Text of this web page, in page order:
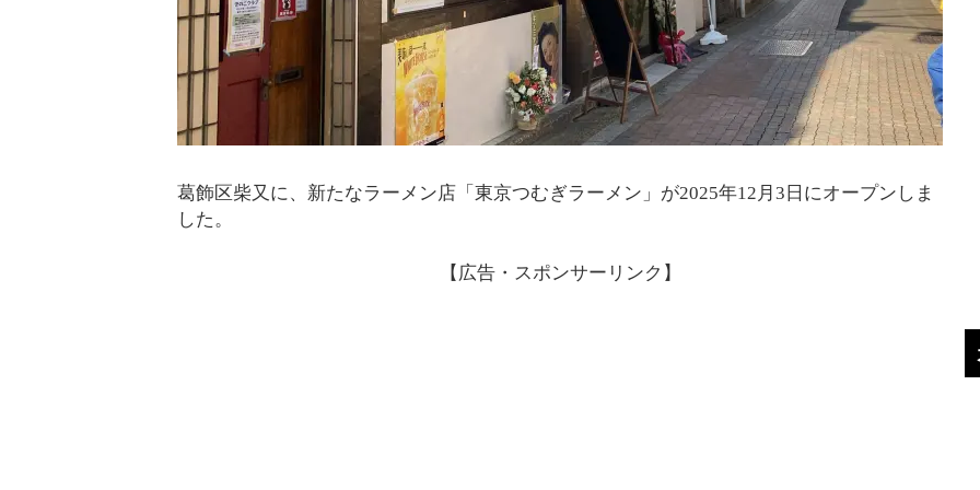
葛飾区柴又に、新たなラーメン店「東京つむぎラーメン」が2025年12月3日にオープンしま
した。
【広告・スポンサーリンク】